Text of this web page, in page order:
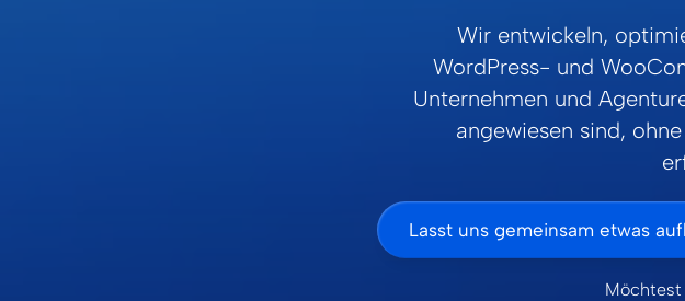
Wir entwickeln,
WordPress- und
Unternehmen und
angewiesen sind,
Lasst uns gemeinsam etwas
Möchtest